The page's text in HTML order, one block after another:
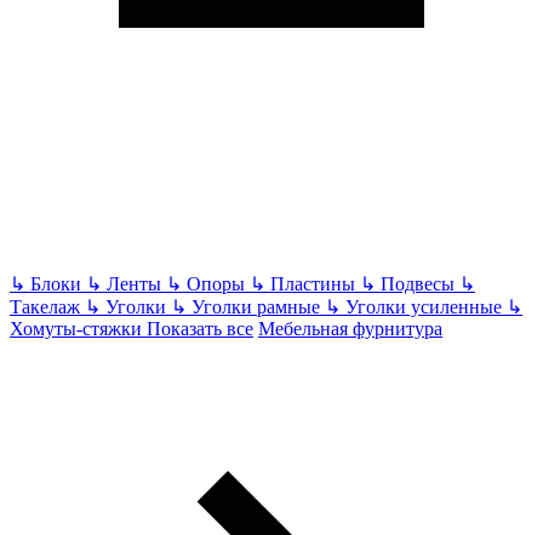
↳ Блоки ↳ Ленты ↳ Опоры ↳ Пластины ↳ Подвесы ↳
Такелаж ↳ Уголки ↳ Уголки рамные ↳ Уголки усиленные ↳
Хомуты-стяжки Показать все Мебельная фурнитура